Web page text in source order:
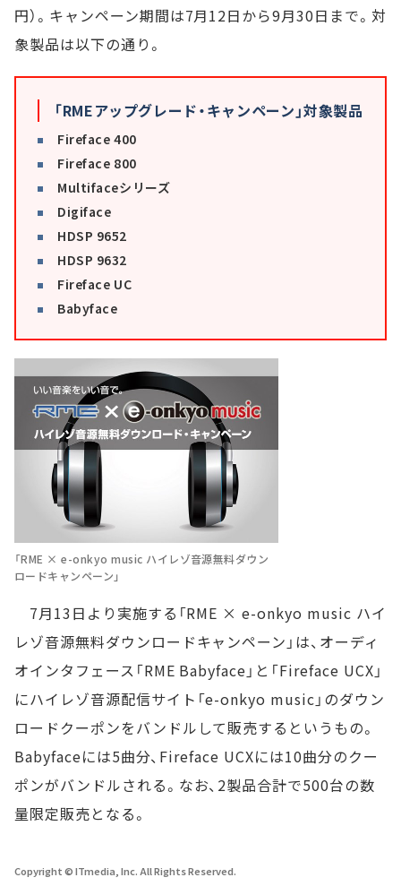
円）。キャンペーン期間は7月12日から9月30日まで。対
象製品は以下の通り。
「RMEアップグレード・キャンペーン」対象製品
Fireface 400
Fireface 800
Multifaceシリーズ
Digiface
HDSP 9652
HDSP 9632
Fireface UC
Babyface
「RME × e-onkyo music ハイレゾ音源無料ダウン
ロードキャンペーン」
7月13日より実施する「RME × e-onkyo music ハイ
レゾ音源無料ダウンロードキャンペーン」は、オーディ
オインタフェース「RME Babyface」と「Fireface UCX」
にハイレゾ音源配信サイト「e-onkyo music」のダウン
ロードクーポンをバンドルして販売するというもの。
Babyfaceには5曲分、Fireface UCXには10曲分のクー
ポンがバンドルされる。なお、2製品合計で500台の数
量限定販売となる。
Copyright © ITmedia, Inc. All Rights Reserved.